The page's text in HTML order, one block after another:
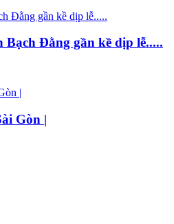
Bạch Đằng gần kề dịp lễ.....
Gòn |